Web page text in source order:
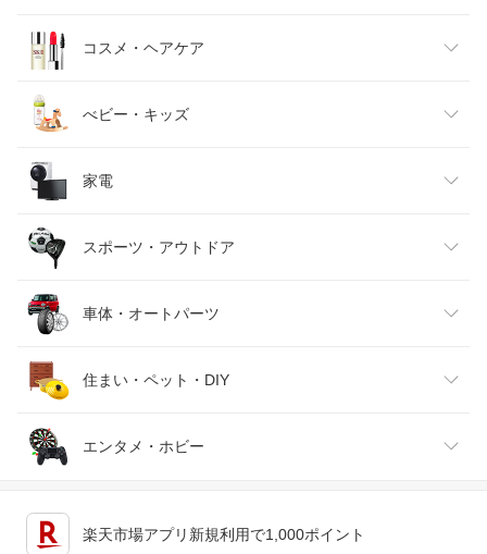
キッズファッション
ベビーファッション
インナー・下着・ナイトウェア
バッグ・小物・ブランド雑貨
靴
腕時計
ジュエリー・アクセサリー
スイーツ・お菓子
水・ソフトドリンク
ビール・洋酒
ワイン
日本酒・焼酎
日用品雑貨・文房具・手芸
ダイエット・健康
医薬品・コンタクト・介護
コスメ・ヘアケア
美容・コスメ・香水
べビー・キッズ
キッズ・ベビー・マタニティ
おもちゃ
家電
家電
TV・オーディオ・カメラ
スマートフォン・タブレット
パソコン・周辺機器
スポーツ・アウトドア
スポーツ・アウトドア
ゴルフ
車体・オートパーツ
車用品・バイク用品
車・バイク
住まい・ペット・DIY
インテリア・寝具・収納
エンタメ・ホビー
楽天市場アプリ新規利用で1,000ポイント